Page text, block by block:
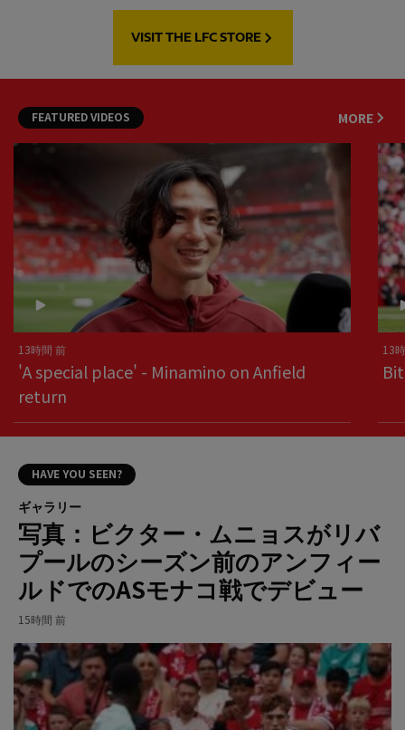
VISIT THE LFC STORE
FEATURED VIDEOS MORE
13時間 前
'A special place' - Minamino on Anfield
return
13
HAVE YOU SEEN?
ギャラリー
写真：ビクター・ムニョスがリバ
プールのシーズン前のアンフィー
ルドでのASモナコ戦でデビュー
15時間 前